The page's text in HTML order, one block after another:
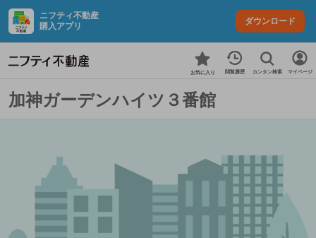
ニフティ不動産
購入アプリ
ダウンロード
お気に入り 閲覧履歴 カンタン検索 マイページ
加神ガーデンハイツ３番館